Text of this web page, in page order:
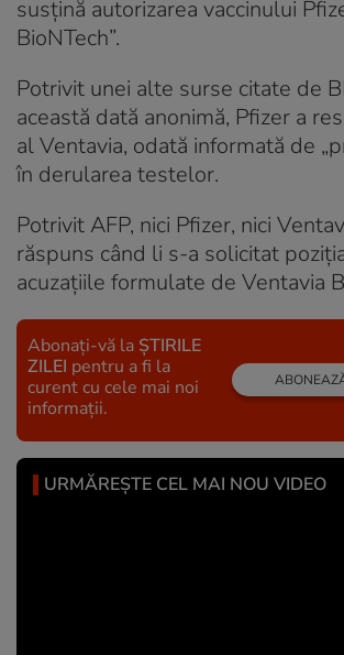
susțină autorizarea vaccinului
BioNTech”.
Potrivit unei alte surse citate de
această dată anonimă, Pfizer a
al Ventavia, odată informată de
în derularea testelor.
Potrivit AFP, nici Pfizer, nici
răspuns când li s-a solicitat
acuzațiile formulate de Ventavia
Abonați-vă la ȘTIRILE
ZILEI pentru a fi la
curent cu cele mai noi
informații.
URMĂREȘTE CEL MAI NOU VIDEO